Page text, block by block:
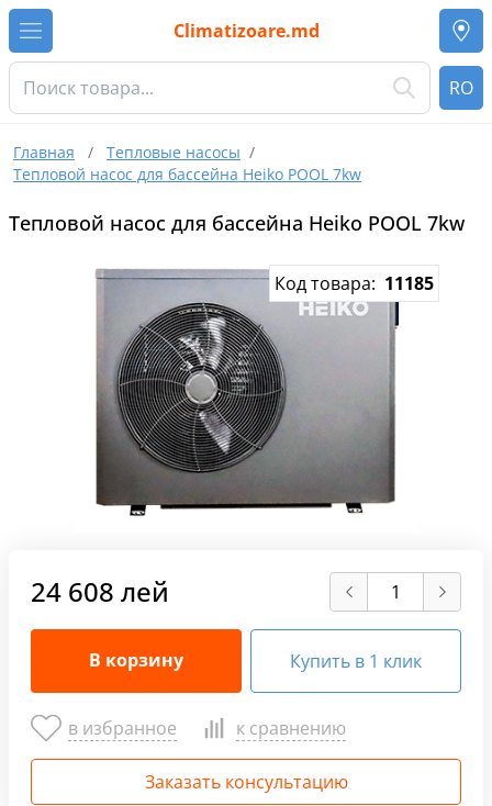
Climatizoare.md
RO
Главная / Тепловые насосы /
Тепловой насос для бассейна Heiko POOL 7kw
Тепловой насос для бассейна Heiko POOL 7kw
Код товара: 11185
24 608 лей
В корзину Купить в 1 клик
в избранное к сравнению
Заказать консультацию